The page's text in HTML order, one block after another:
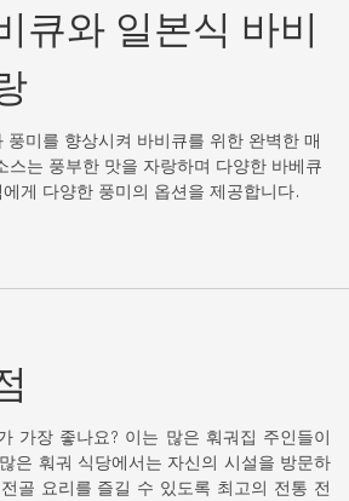
큐와 일본식 바비
풍미를 향상시켜 바비큐를 위한 완벽한 매
스는 풍부한 맛을 자랑하며 다양한 바베큐
게 다양한 풍미의 옵션을 제공합니다.
가장 좋나요? 이는 많은 훠궈집 주인들이
은 훠궈 식당에서는 자신의 시설을 방문하
골 요리를 즐길 수 있도록 최고의 전통 전